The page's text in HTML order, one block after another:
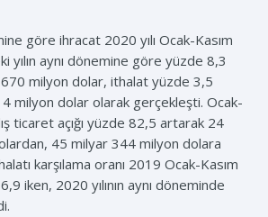
göre ihracat 2020 yılı Ocak-Kasım
yılın aynı dönemine göre yüzde 8,3
milyon dolar, ithalat yüzde 3,5
milyon dolar olarak gerçekleşti. Ocak-
ticaret açığı yüzde 82,5 artarak 24
45 milyar 344 milyon dolara
karşılama oranı 2019 Ocak-Kasım
iken, 2020 yılının aynı döneminde